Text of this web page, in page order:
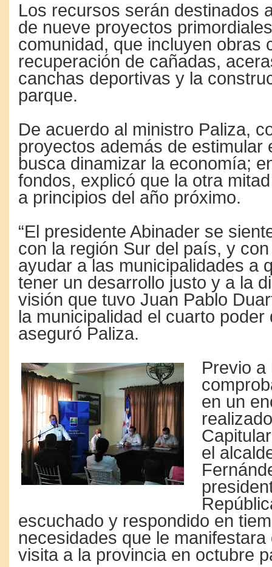
Los recursos serán destinados
de nueve proyectos
comunidad, que incluyen obras
recuperación de cañadas,
canchas deportivas y la
parque.
De acuerdo al ministro Paliza,
proyectos además de estimular
busca dinamizar la economía;
fondos, explicó que la otra
a principios del año próximo.
“El presidente Abinader se
con la región Sur del país, y
ayudar a las municipalidades a
tener un desarrollo justo y a la
visión que tuvo Juan Pablo
la municipalidad el cuarto poder
aseguró Paliza.
Previo a
en un
el
escuchado y respondido en
necesidades que le manifestara
visita a la provincia en octubre